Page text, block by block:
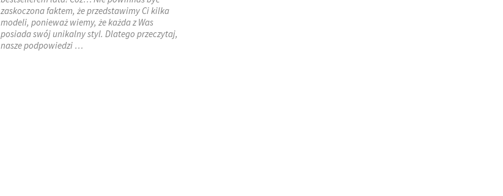
zaskoczona faktem, że przedstawimy Ci kilka
modeli, ponieważ wiemy, że każda z Was
posiada swój unikalny styl. Dlatego przeczytaj,
nasze podpowiedzi …